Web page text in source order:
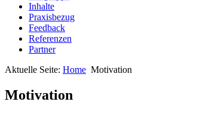
Inhalte
Praxisbezug
Feedback
Referenzen
Partner
Aktuelle Seite: Home Motivation
Motivation